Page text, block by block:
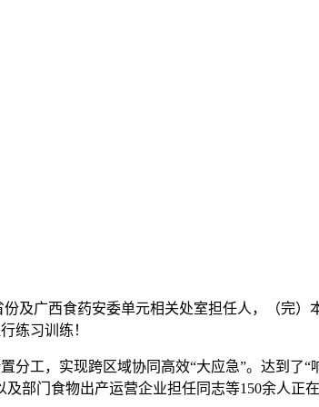
广西食药安委单元相关处室担任人，（完）
练习训练！
，实现跨区域协同高效“大应急”。达到了“
部门食物出产运营企业担任同志等150余人正